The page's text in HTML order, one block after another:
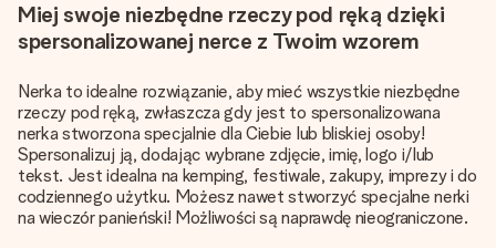
Miej swoje niezbędne rzeczy pod ręką dzięki
spersonalizowanej nerce z Twoim wzorem
Nerka to idealne rozwiązanie, aby mieć wszystkie niezbędne
rzeczy pod ręką, zwłaszcza gdy jest to spersonalizowana
nerka stworzona specjalnie dla Ciebie lub bliskiej osoby!
Spersonalizuj ją, dodając wybrane zdjęcie, imię, logo i/lub
tekst. Jest idealna na kemping, festiwale, zakupy, imprezy i do
codziennego użytku. Możesz nawet stworzyć specjalne nerki
na wieczór panieński! Możliwości są naprawdę nieograniczone.